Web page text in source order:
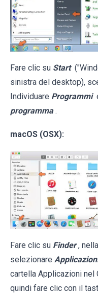
Fare clic su Start
sinistra del desktop),
Individuare Programmi
programma .
macOS (OSX):
Fare clic su Finder ,
selezionare
cartella Applicazioni nel
quindi fare clic con il